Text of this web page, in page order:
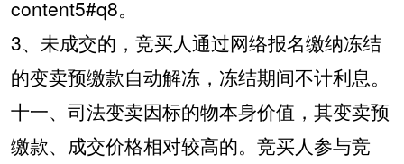
content5#q8。
3、未成交的，竞买人通过网络报名缴纳冻结
的变卖预缴款自动解冻，冻结期间不计利息。
十一、司法变卖因标的物本身价值，其变卖预
缴款、成交价格相对较高的。竞买人参与竞